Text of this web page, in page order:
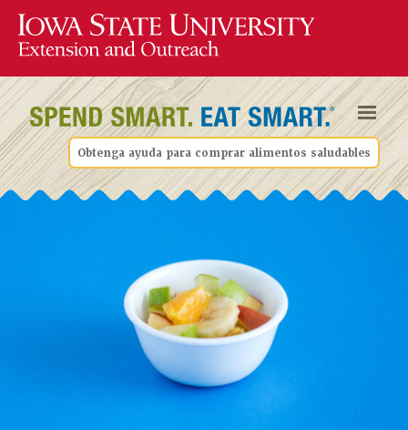
Obtenga ayuda para comprar alimentos saludables